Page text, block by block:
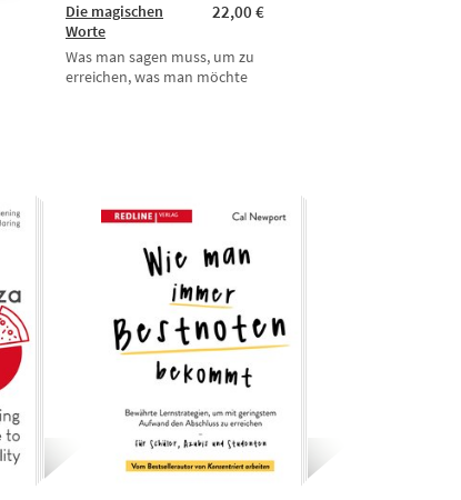
22,00 €
Die magischen
Worte
Was man sagen muss, um zu
erreichen, was man möchte